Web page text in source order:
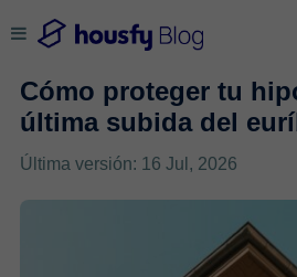
Cómo proteger tu
última subida del
Última versión: 16 Jul, 2026